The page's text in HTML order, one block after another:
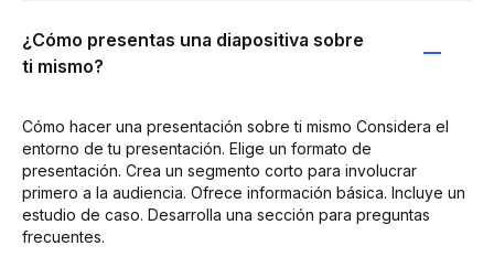
¿Cómo presentas una diapositiva sobre
ti mismo?
Cómo hacer una presentación sobre ti mismo Considera el
entorno de tu presentación. Elige un formato de
presentación. Crea un segmento corto para involucrar
primero a la audiencia. Ofrece información básica. Incluye un
estudio de caso. Desarrolla una sección para preguntas
frecuentes.